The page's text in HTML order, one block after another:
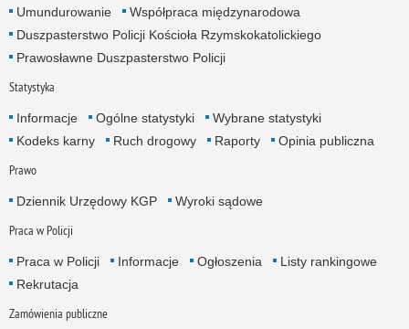
Umundurowanie
Współpraca międzynarodowa
Duszpasterstwo Policji Kościoła Rzymskokatolickiego
Prawosławne Duszpasterstwo Policji
Statystyka
Informacje Ogólne statystyki
Wybrane statystyki
Kodeks karny
Ruch drogowy Raporty Opinia publiczna
Prawo
Dziennik Urzędowy KGP Wyroki sądowe
Praca w Policji
Praca w Policji Informacje Ogłoszenia
Listy rankingowe
Rekrutacja
Zamówienia publiczne